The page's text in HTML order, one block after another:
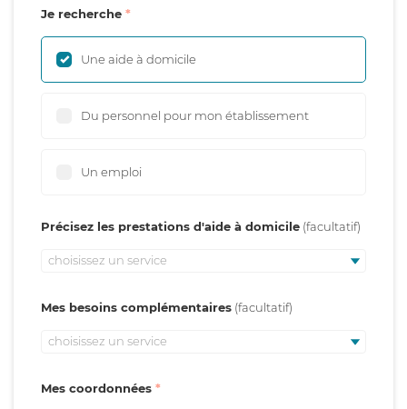
Je recherche
Une aide à domicile
Du personnel pour mon établissement
Un emploi
Précisez les prestations d'aide à domicile
choisissez un service
Mes besoins complémentaires
choisissez un service
Mes coordonnées